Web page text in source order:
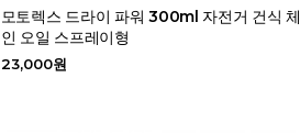
모토렉스 드라이 파워 300ml 자전거 건식 체
인 오일 스프레이형
23,000원